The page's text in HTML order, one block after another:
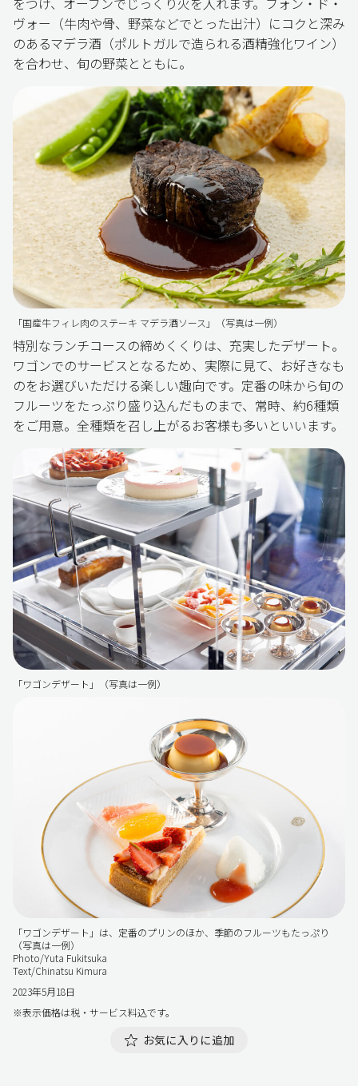
ヴォー（牛肉や骨、野菜などでとった出汁）にコクと深み
のあるマデラ酒（ポルトガルで造られる酒精強化ワイン）
を合わせ、旬の野菜とともに。
「国産牛フィレ肉のステーキ マデラ酒ソース」（写真は一例）
特別なランチコースの締めくくりは、充実したデザート。
ワゴンでのサービスとなるため、実際に見て、お好きなも
のをお選びいただける楽しい趣向です。定番の味から旬の
フルーツをたっぷり盛り込んだものまで、常時、約6種類
をご用意。全種類を召し上がるお客様も多いといいます。
「ワゴンデザート」（写真は一例）
「ワゴンデザート」は、定番のプリンのほか、季節のフルーツもたっぷり
（写真は一例）
Photo/Yuta Fukitsuka
Text/Chinatsu Kimura
2023年5月18日
※表示価格は税・サービス料込です。
お気に入りに追加